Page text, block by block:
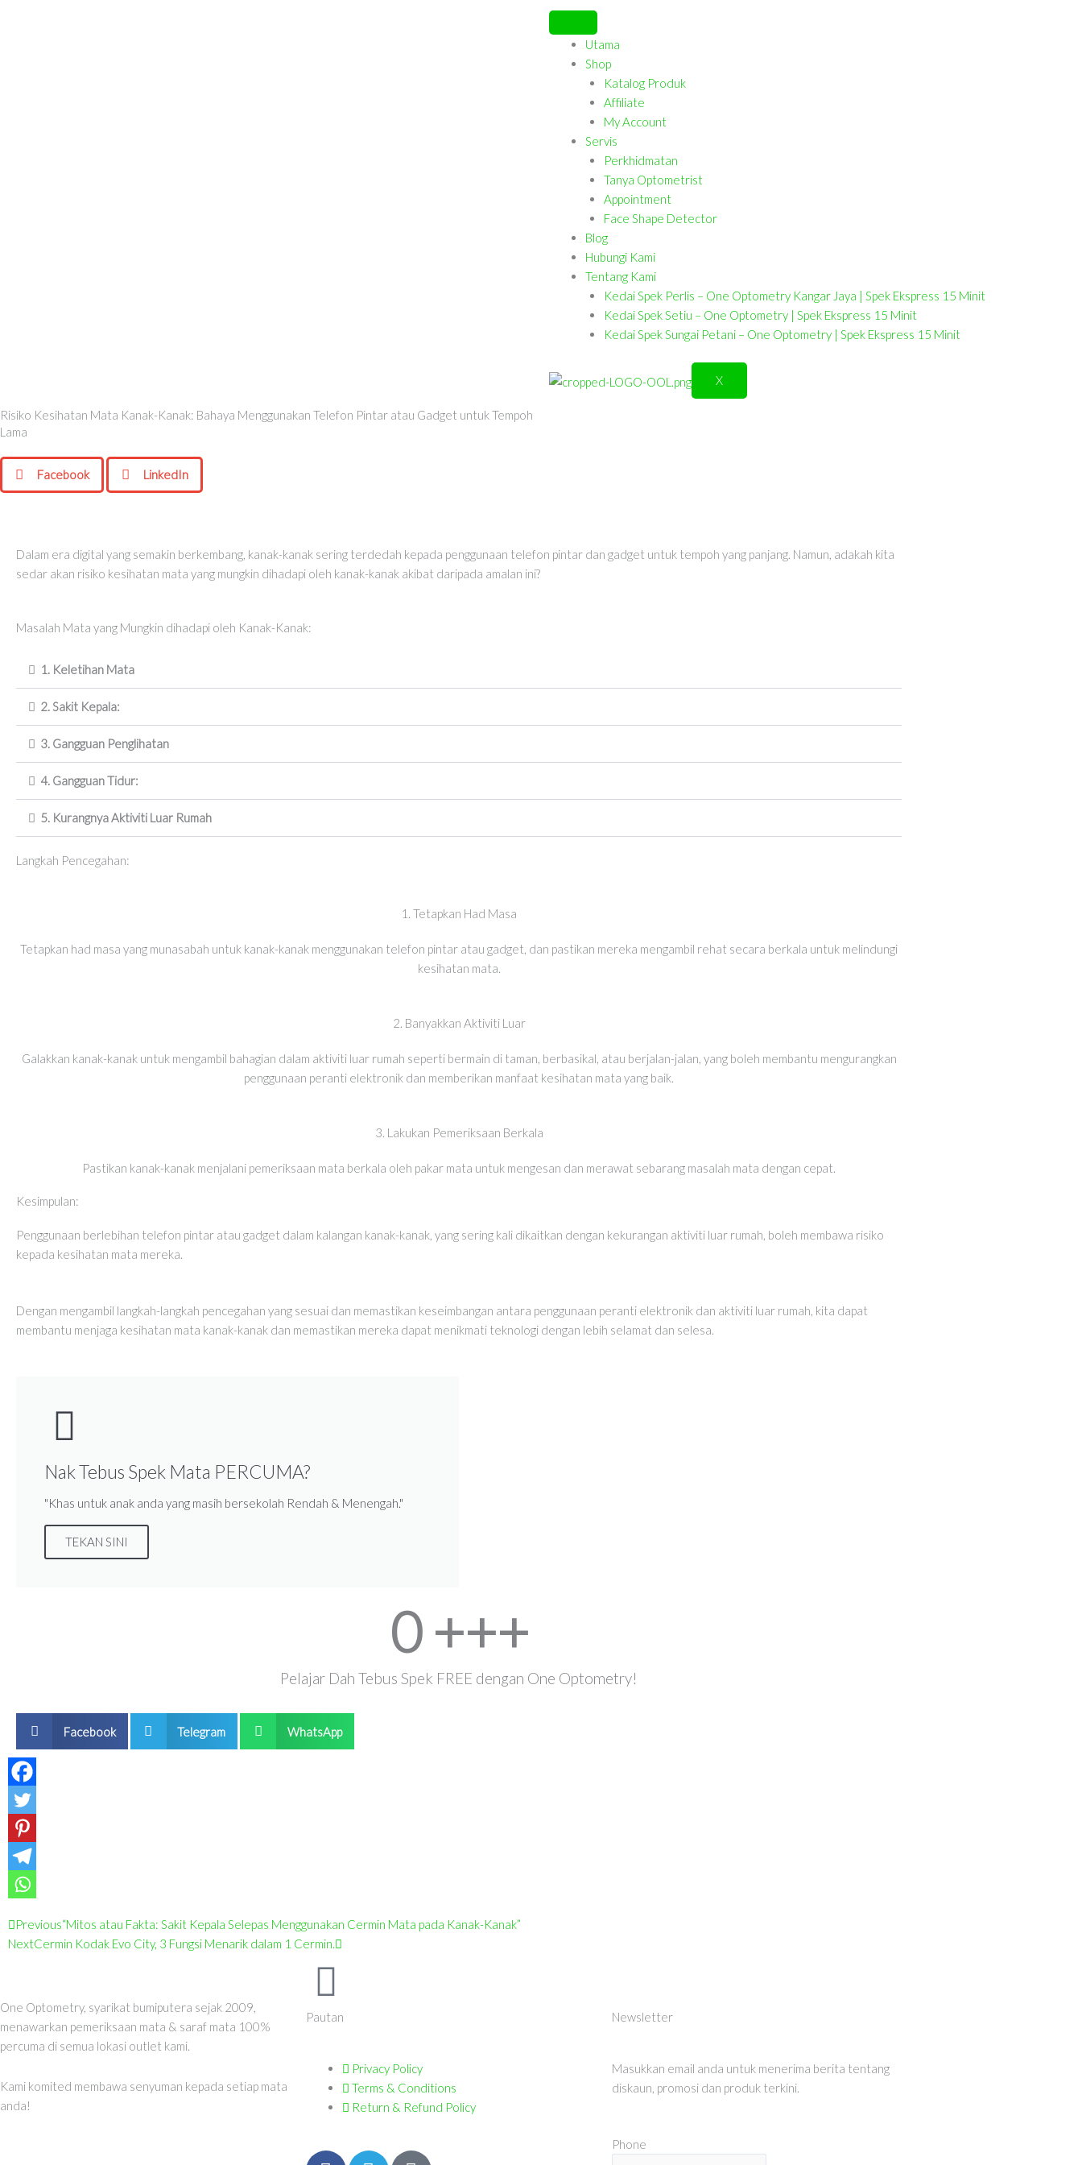
Utama
Shop
Katalog Produk
Affiliate
My Account
Servis
Perkhidmatan
Tanya Optometrist
Appointment
Face Shape Detector
Blog
Hubungi Kami
Tentang Kami
Kedai Spek Perlis – One Optometry Kangar Jaya | Spek Ekspress 15 Minit
Kedai Spek Setiu – One Optometry | Spek Ekspress 15 Minit
Kedai Spek Sungai Petani – One Optometry | Spek Ekspress 15 Minit
X
Risiko Kesihatan Mata Kanak-Kanak: Bahaya Menggunakan Telefon Pintar atau Gadget untuk Tempoh
Lama
Facebook LinkedIn
Dalam era digital yang semakin berkembang, kanak-kanak sering terdedah kepada penggunaan telefon pintar dan gadget untuk tempoh yang panjang. Namun, adakah kita
sedar akan risiko kesihatan mata yang mungkin dihadapi oleh kanak-kanak akibat daripada amalan ini?
Masalah Mata yang Mungkin dihadapi oleh Kanak-Kanak:
1. Keletihan Mata
2. Sakit Kepala:
3. Gangguan Penglihatan
4. Gangguan Tidur:
5. Kurangnya Aktiviti Luar Rumah
Langkah Pencegahan:
1. Tetapkan Had Masa
Tetapkan had masa yang munasabah untuk kanak-kanak menggunakan telefon pintar atau gadget, dan pastikan mereka mengambil rehat secara berkala untuk melindungi
kesihatan mata.
2. Banyakkan Aktiviti Luar
Galakkan kanak-kanak untuk mengambil bahagian dalam aktiviti luar rumah seperti bermain di taman, berbasikal, atau berjalan-jalan, yang boleh membantu mengurangkan
penggunaan peranti elektronik dan memberikan manfaat kesihatan mata yang baik.
3. Lakukan Pemeriksaan Berkala
Pastikan kanak-kanak menjalani pemeriksaan mata berkala oleh pakar mata untuk mengesan dan merawat sebarang masalah mata dengan cepat.
Kesimpulan:
Penggunaan berlebihan telefon pintar atau gadget dalam kalangan kanak-kanak, yang sering kali dikaitkan dengan kekurangan aktiviti luar rumah, boleh membawa risiko
kepada kesihatan mata mereka.
Dengan mengambil langkah-langkah pencegahan yang sesuai dan memastikan keseimbangan antara penggunaan peranti elektronik dan aktiviti luar rumah, kita dapat
membantu menjaga kesihatan mata kanak-kanak dan memastikan mereka dapat menikmati teknologi dengan lebih selamat dan selesa.
Nak Tebus Spek Mata PERCUMA?
"Khas untuk anak anda yang masih bersekolah Rendah & Menengah."
TEKAN SINI
Pelajar Dah Tebus Spek FREE dengan One Optometry!
0 +++
Facebook Telegram WhatsApp
Prev
Previous“Mitos atau Fakta: Sakit Kepala Selepas Menggunakan Cermin Mata pada Kanak-Kanak”
NextCermin Kodak Evo City, 3 Fungsi Menarik dalam 1 Cermin.
Next
One Optometry, syarikat bumiputera sejak 2009,
menawarkan pemeriksaan mata & saraf mata 100%
percuma di semua lokasi outlet kami.
Kami komited membawa senyuman kepada setiap mata
anda!
Pautan
Privacy Policy
Terms & Conditions
Return & Refund Policy
F T T
Newsletter
Masukkan email anda untuk menerima berita tentang
diskaun, promosi dan produk terkini.
Phone